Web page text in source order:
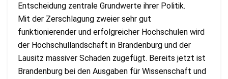
Entscheidung zentrale Grundwerte ihrer Politik.
Mit der Zerschlagung zweier sehr gut
funktionierender und erfolgreicher Hochschulen wird
der Hochschullandschaft in Brandenburg und der
Lausitz massiver Schaden zugefügt. Bereits jetzt ist
Brandenburg bei den Ausgaben für Wissenschaft und